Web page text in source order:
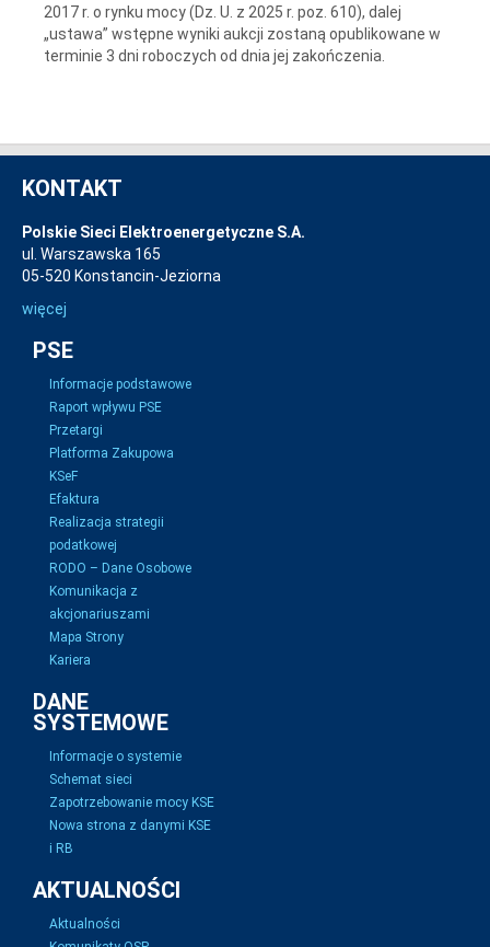
2017 r. o rynku mocy (Dz. U. z 2025 r. poz. 610), dalej
„ustawa” wstępne wyniki aukcji zostaną opublikowane w
terminie 3 dni roboczych od dnia jej zakończenia.
KONTAKT
Polskie Sieci Elektroenergetyczne S.A.
ul. Warszawska 165
05-520 Konstancin-Jeziorna
więcej
PSE
Informacje podstawowe
Raport wpływu PSE
Przetargi
Platforma Zakupowa
KSeF
Efaktura
Realizacja strategii
podatkowej
RODO – Dane Osobowe
Komunikacja z
akcjonariuszami
Mapa Strony
Kariera
DANE
SYSTEMOWE
Informacje o systemie
Schemat sieci
Zapotrzebowanie mocy KSE
Nowa strona z danymi KSE
i RB
AKTUALNOŚCI
Aktualności